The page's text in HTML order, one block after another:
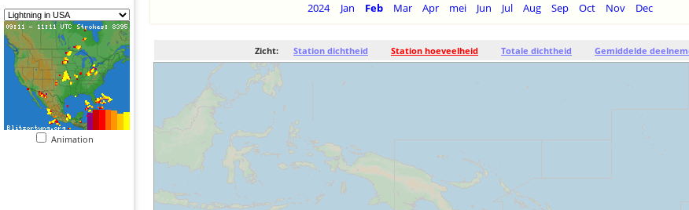
Animation
2024
Jan Feb Mar Apr mei Jun Jul Aug Sep Oct Nov Dec
Zicht: Station dichtheid Station hoeveelheid Totale dichtheid Gemiddelde